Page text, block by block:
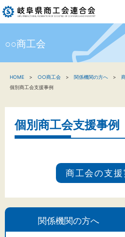
新着情報
関係機関の
お問い合
文字サイズ
○○商工会
関係機関の方へ
HOME ○○商工会 関係機関の方へ
個別商工会支援事例
個別商工会支援事例
商工会の支援